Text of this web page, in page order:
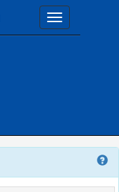
Toggle